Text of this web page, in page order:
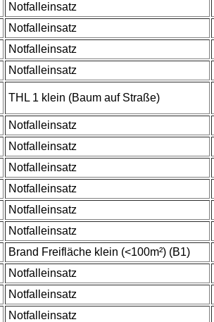
Notfalleinsatz
Notfalleinsatz
Notfalleinsatz
Notfalleinsatz
THL 1 klein (Baum auf Straße)
Notfalleinsatz
Notfalleinsatz
Notfalleinsatz
Notfalleinsatz
Notfalleinsatz
Notfalleinsatz
Brand Freifläche klein (<100m²) (B1)
Notfalleinsatz
Notfalleinsatz
Notfalleinsatz